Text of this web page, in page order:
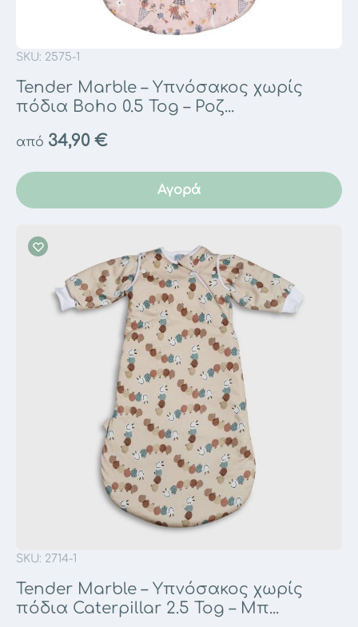
SKU: 2575-1
Tender Marble – Υπνόσακος χωρίς
πόδια Boho 0.5 Tog – Ροζ...
από 34,90 €
Αγορά
SKU: 2714-1
Tender Marble – Υπνόσακος χωρίς
πόδια Caterpillar 2.5 Tog – Μπ...